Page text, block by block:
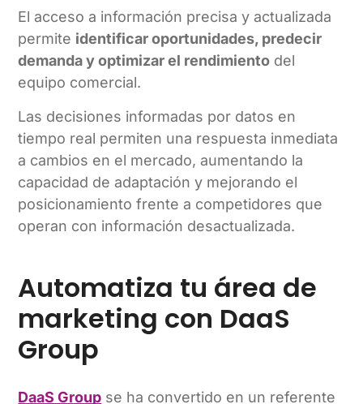
El acceso a información precisa y actualizada
permite identificar oportunidades, predecir
demanda y optimizar el rendimiento del
equipo comercial.
Las decisiones informadas por datos en
tiempo real permiten una respuesta inmediata
a cambios en el mercado, aumentando la
capacidad de adaptación y mejorando el
posicionamiento frente a competidores que
operan con información desactualizada.
Automatiza tu área de
marketing con DaaS
Group
DaaS Group se ha convertido en un referente